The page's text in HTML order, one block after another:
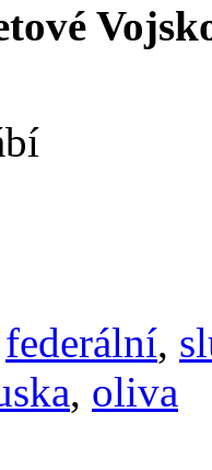
federální,
, oliva